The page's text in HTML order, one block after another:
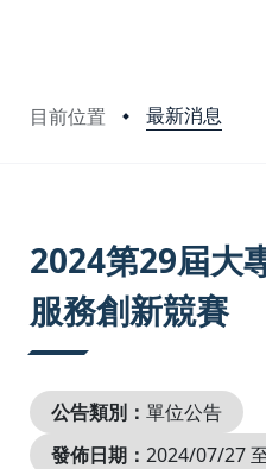
目前位置 最新消息
2024第29屆大
服務創新競賽
公告類別： 單位公告
發佈日期： 2024/07/27